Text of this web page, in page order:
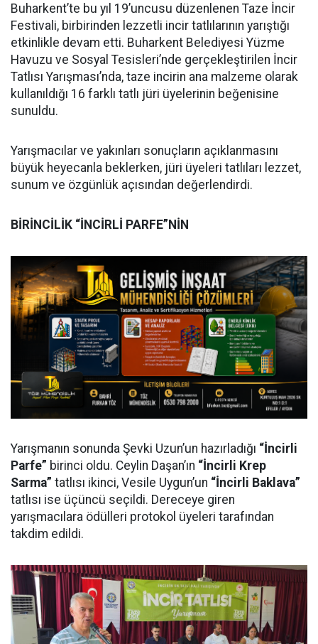
Buharkent’te bu yıl 19’uncusu düzenlenen Taze İncir
Festivali, birbirinden lezzetli incir tatlılarının yarıştığı
etkinlikle devam etti. Buharkent Belediyesi Yüzme
Havuzu ve Sosyal Tesisleri’nde gerçekleştirilen İncir
Tatlısı Yarışması’nda, taze incirin ana malzeme olarak
kullanıldığı 16 farklı tatlı jüri üyelerinin beğenisine
sunuldu.
Yarışmacılar ve yakınları sonuçların açıklanmasını
büyük heyecanla beklerken, jüri üyeleri tatlıları lezzet,
sunum ve özgünlük açısından değerlendirdi.
BİRİNCİLİK “İNCİRLİ PARFE”NİN
Yarışmanın sonunda Şevki Uzun’un hazırladığı “İncirli
Parfe” birinci oldu. Ceylin Daşan’ın “İncirli Krep
Sarma” tatlısı ikinci, Vesile Uygun’un “İncirli Baklava”
tatlısı ise üçüncü seçildi. Dereceye giren
yarışmacılara ödülleri protokol üyeleri tarafından
takdim edildi.